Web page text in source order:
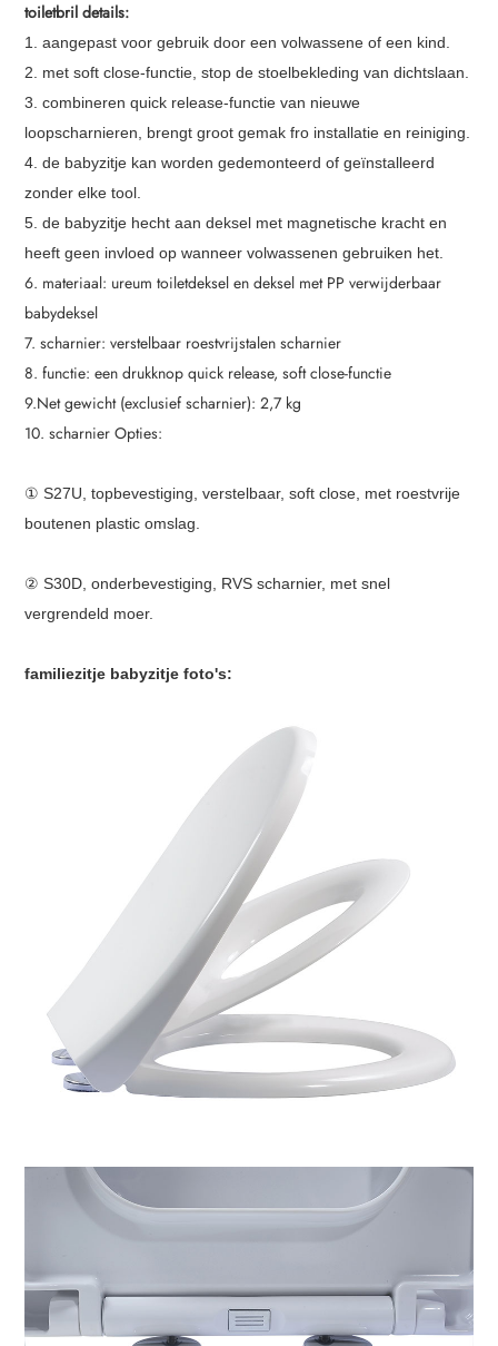
toiletbril details:
1. aangepast voor gebruik door een volwassene of een kind.
2. met soft close-functie, stop de stoelbekleding van dichtslaan.
3. combineren quick release-functie van nieuwe
loopscharnieren, brengt groot gemak fro installatie en reiniging.
4. de babyzitje kan worden gedemonteerd of geïnstalleerd
zonder elke tool.
5. de babyzitje hecht aan deksel met magnetische kracht en
heeft geen invloed op wanneer volwassenen gebruiken het.
6. materiaal: ureum toiletdeksel en deksel met PP verwijderbaar
babydeksel
7. scharnier: verstelbaar roestvrijstalen scharnier
8. functie: een drukknop quick release, soft close-functie
9.Net gewicht (exclusief scharnier): 2,7 kg
10. scharnier Opties:
① S27U, topbevestiging, verstelbaar, soft close, met roestvrije
boutenen plastic omslag.
② S30D, onderbevestiging, RVS scharnier, met snel
vergrendeld moer.
familiezitje babyzitje foto's: